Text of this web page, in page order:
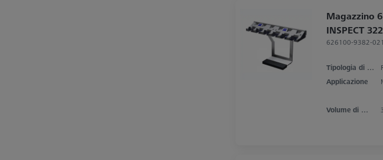
Magazzino
INSPECT 322
626100-9382-021
Tipologia di prodotto
Applicazione
Volume di misura asse X